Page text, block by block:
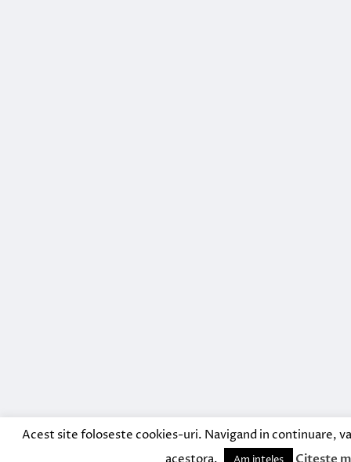
Acest site foloseste cookies-uri. Navigand in continuare,
Citeste